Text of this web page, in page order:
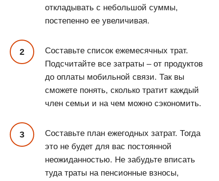
откладывать с небольшой суммы,
постепенно ее увеличивая.
Составьте список ежемесячных трат.
Подсчитайте все затраты – от продуктов
до оплаты мобильной связи. Так вы
сможете понять, сколько тратит каждый
член семьи и на чем можно сэкономить.
Составьте план ежегодных затрат. Тогда
это не будет для вас постоянной
неожиданностью. Не забудьте вписать
туда траты на пенсионные взносы,